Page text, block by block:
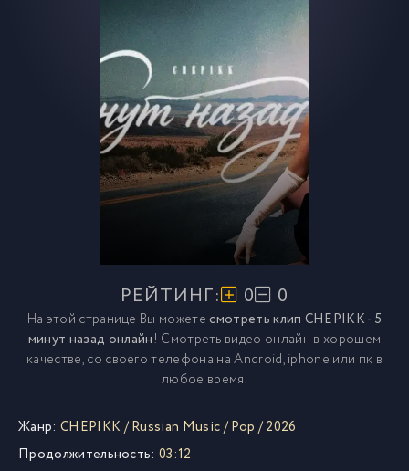
РЕЙТИНГ: 0 0
На этой странице Вы можетесмотреть клип CHEPIKK - 5
минут назад онлайн! Смотреть видео онлайн в хорошем
качестве, со своего телефона на Android, iphone или пк в
любое время.
Жанр: CHEPIKK /Russian Music/Pop /2026
Продолжительность: 03:12